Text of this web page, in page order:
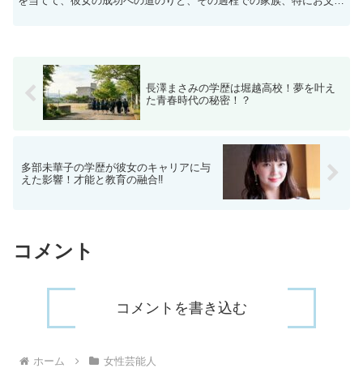
長澤まさみの学歴は堀越高校！夢を叶え
た青春時代の秘密！？
多部未華子の学歴が彼女のキャリアに与
えた影響！才能と教育の融合‼
コメント
コメントを書き込む
ホーム 女性芸能人